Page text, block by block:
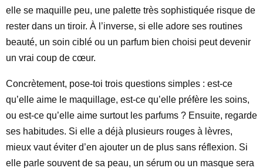
elle se maquille peu, une palette très sophistiquée risque de
rester dans un tiroir. À l’inverse, si elle adore ses routines
beauté, un soin ciblé ou un parfum bien choisi peut devenir
un vrai coup de cœur.
Concrètement, pose-toi trois questions simples : est-ce
qu’elle aime le maquillage, est-ce qu’elle préfère les soins,
ou est-ce qu’elle aime surtout les parfums ? Ensuite, regarde
ses habitudes. Si elle a déjà plusieurs rouges à lèvres,
mieux vaut éviter d’en ajouter un de plus sans réflexion. Si
elle parle souvent de sa peau, un sérum ou un masque sera